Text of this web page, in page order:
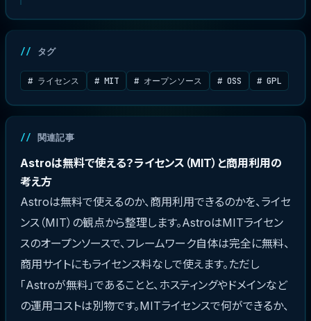
タグ
# ライセンス # MIT # オープンソース # OSS # GPL
関連記事
Astroは無料で使える？ライセンス（MIT）と商用利用の
考え方
Astroは無料で使えるのか、商用利用できるのかを、ライセ
ンス（MIT）の観点から整理します。AstroはMITライセン
スのオープンソースで、フレームワーク自体は完全に無料、
商用サイトにもライセンス料なしで使えます。ただし
「Astroが無料」であることと、ホスティングやドメインなど
の運用コストは別物です。MITライセンスで何ができるか、